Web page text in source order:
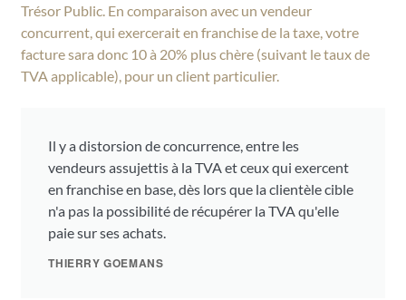
Trésor Public. En comparaison avec un vendeur
concurrent, qui exercerait en franchise de la taxe, votre
facture sara donc 10 à 20% plus chère (suivant le taux de
TVA applicable), pour un client particulier.
Il y a distorsion de concurrence, entre les
vendeurs assujettis à la TVA et ceux qui exercent
en franchise en base, dès lors que la clientèle cible
n'a pas la possibilité de récupérer la TVA qu'elle
paie sur ses achats.
THIERRY GOEMANS